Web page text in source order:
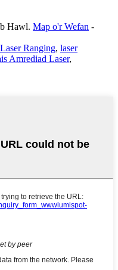
Hawl. Map o'r Wefan -
Laser Ranging, laser
Amrediad Laser,